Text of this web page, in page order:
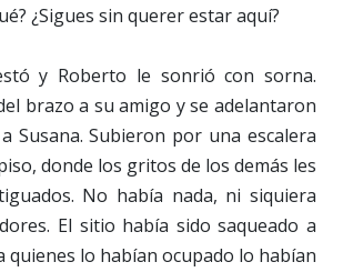
¿Sigues sin querer estar aquí?
y Roberto le sonrió con sorna.
brazo a su amigo y se adelantaron
Susana. Subieron por una escalera
donde los gritos de los demás les
No había nada, ni siquiera
El sitio había sido saqueado a
quienes lo habían ocupado lo habían